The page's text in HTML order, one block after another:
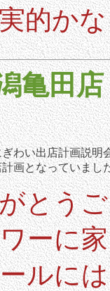
的か
亀田店
わい出店計画説
画となっていまし
とう
ーに
ルに